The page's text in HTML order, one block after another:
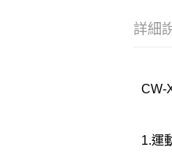
詳細
CW-
1.運